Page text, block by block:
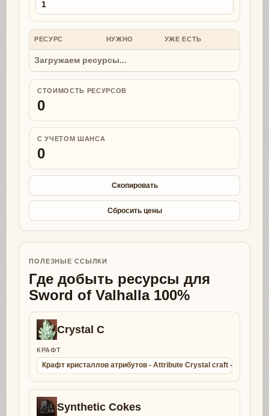
РЕСУРС НУЖНО УЖЕ ЕСТЬ
Загружаем ресурсы...
СТОИМОСТЬ РЕСУРСОВ
0
С УЧЕТОМ ШАНСА
0
Скопировать
Сбросить цены
ПОЛЕЗНЫЕ ССЫЛКИ
Где добыть ресурсы для
Sword of Valhalla 100%
Crystal C
КРАФТ
Крафт кристаллов атрибутов - Attribute Crystal craft -
Synthetic Cokes